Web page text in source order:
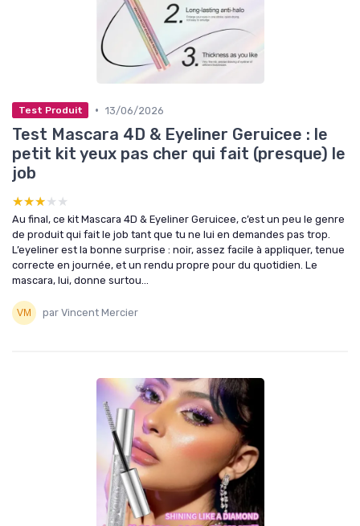
Test Produit • 13/06/2026
Test Mascara 4D & Eyeliner Geruicee : le
petit kit yeux pas cher qui fait (presque) le
job
★★★★★
★★★★★
Au final, ce kit Mascara 4D & Eyeliner Geruicee, c’est un peu le genre
de produit qui fait le job tant que tu ne lui en demandes pas trop.
L’eyeliner est la bonne surprise : noir, assez facile à appliquer, tenue
correcte en journée, et un rendu propre pour du quotidien. Le
mascara, lui, donne surtou...
par Vincent Mercier